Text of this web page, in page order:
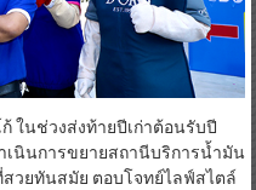
ในช่วงส่งท้ายปีเก่าต้อนรับปี
เนินการขยายสถานีบริการน้ำมัน
วยทันสมัย ตอบโจทย์ไลฟ์สไตล์